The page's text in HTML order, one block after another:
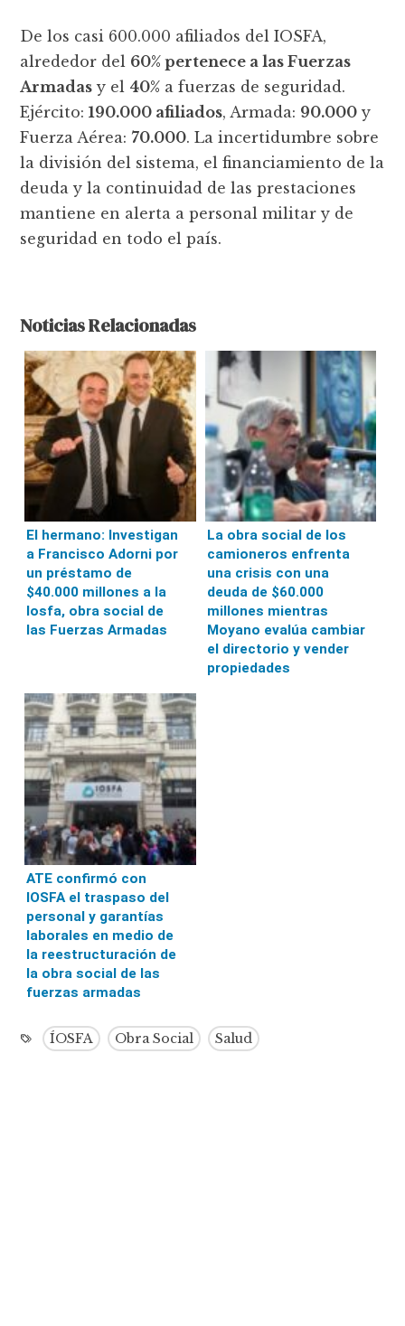
De los casi 600.000 afiliados del IOSFA,
alrededor del 60% pertenece a las Fuerzas
Armadas y el 40% a fuerzas de seguridad.
Ejército:190.000 afiliados, Armada: 90.000 y
Fuerza Aérea: 70.000. La incertidumbre sobre
la división del sistema, el financiamiento de la
deuda y la continuidad de las prestaciones
mantiene en alerta a personal militar y de
seguridad en todo el país.
Noticias Relacionadas
El hermano: Investigan
a Francisco Adorni por
un préstamo de
$40.000 millones a la
Iosfa, obra social de
las Fuerzas Armadas
La obra social de los
camioneros enfrenta
una crisis con una
deuda de $60.000
millones mientras
Moyano evalúa cambiar
el directorio y vender
propiedades
ATE confirmó con
IOSFA el traspaso del
personal y garantías
laborales en medio de
la reestructuración de
la obra social de las
fuerzas armadas
ÍOSFA Obra Social Salud